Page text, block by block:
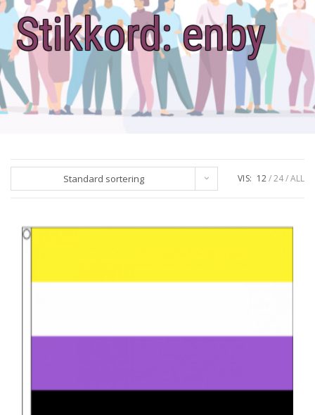
Stikkord:enby
Standard sortering VIS: 12 24 ALL